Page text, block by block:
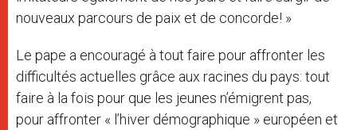
nouveaux parcours de paix et de concorde! »
Le pape a encouragé à tout faire pour affronter les
difficultés actuelles grâce aux racines du pays: tout
faire à la fois pour que les jeunes n’émigrent pas,
pour affronter « l’hiver démographique » européen et